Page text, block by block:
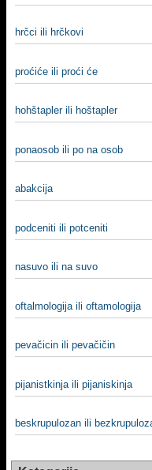
hrčci ili hrčkovi
proćiće ili proći će
hohštapler ili hoštapler
ponaosob ili po na osob
abakcija
podceniti ili potceniti
nasuvo ili na suvo
oftalmologija ili oftamologija
pevačicin ili pevačičin
pijanistkinja ili pijaniskinja
beskrupulozan ili